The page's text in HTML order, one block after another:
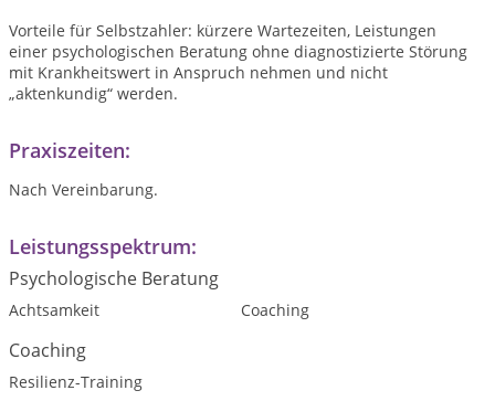
Vorteile für Selbstzahler: kürzere Wartezeiten, Leistungen
einer psychologischen Beratung ohne diagnostizierte Störung
mit Krankheitswert in Anspruch nehmen und nicht
„aktenkundig“ werden.
Praxiszeiten:
Nach Vereinbarung.
Leistungsspektrum:
Psychologische Beratung
Achtsamkeit Coaching
Coaching
Resilienz-Training